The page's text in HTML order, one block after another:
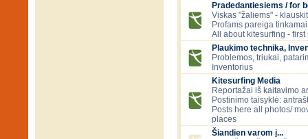
Pradedantiesiems / for
Viskas "žaliems" -
Profams pareiga
All about kitesurfing - first
Plaukimo technika,
Problemos, triukai,
Inventorius
Kitesurfing Media
Reportažai iš kaitavimo
Postinimo taisyklė:
Posts here all photos/
places
Šiandien varom į...